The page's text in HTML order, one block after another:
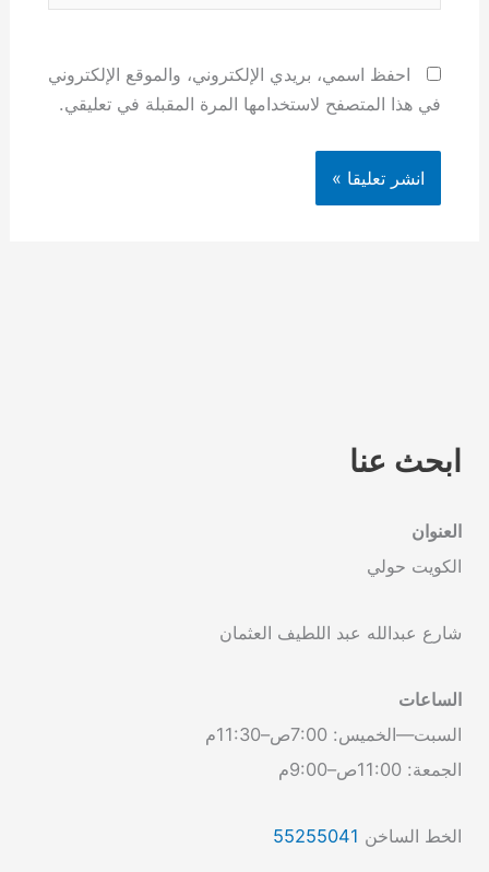
احفظ اسمي، بريدي الإلكتروني، والموقع الإلكتروني
في هذا المتصفح لاستخدامها المرة المقبلة في تعليقي.
ابحث عنا
العنوان
الكويت حولي
شارع عبدالله عبد اللطيف العثمان
الساعات
السبت—الخميس: 7:00ص–11:30م
الجمعة: 11:00ص–9:00م
الخط الساخن 55255041